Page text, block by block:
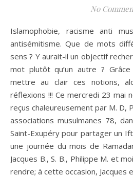
No
Islamophobie, racisme anti musulman, antisionisme et
antisémitisme. Que de mots
sens ? Y aurait-il un objectif
mot plutôt qu’un autre ?
mettre au clair ces notions,
réflexions !!! Ce mercredi 23 mai
reçus chaleureusement par M. D,
associations musulmanes 78,
Saint-Exupéry pour partager un
une journée du mois de
Jacques B., S. B., Philippe M. et
rendre; à cette occasion, Jacques